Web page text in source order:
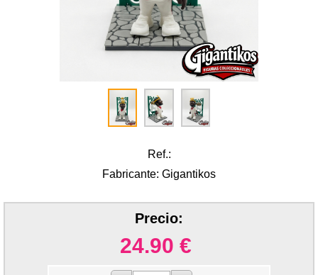
Ref.:
Fabricante: Gigantikos
Precio:
24.90 €